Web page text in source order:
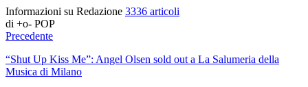
Informazioni su Redazione 3336 articoli
di +o- POP
Precedente
“Shut Up Kiss Me”: Angel Olsen sold out a La Salumeria della
Musica di Milano